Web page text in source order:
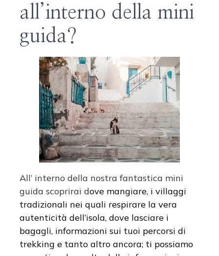
all’interno della mini
guida?
All’ interno della nostra fantastica mini
guida scoprirai dove mangiare, i villaggi
tradizionali nei quali respirare la vera
autenticità dell’isola, dove lasciare i
bagagli, informazioni sui tuoi percorsi di
trekking e tanto altro ancora; ti possiamo